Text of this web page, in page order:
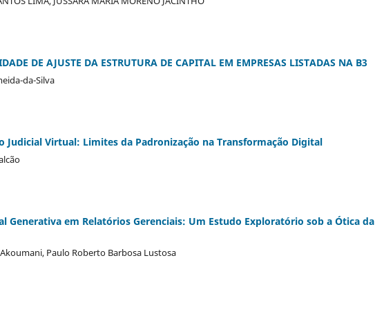
DE AJUSTE DA ESTRUTURA DE CAPITAL EM EMPRESAS LISTADAS NA B3
da-Silva
Judicial Virtual: Limites da Padronização na Transformação Digital
Generativa em Relatórios Gerenciais: Um Estudo Exploratório sob a Ótica da
Paulo Roberto Barbosa Lustosa